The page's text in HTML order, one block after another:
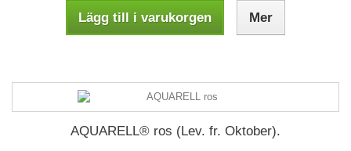
Lägg till i varukorgen Mer
AQUARELL® ros (Lev. fr. Oktober).